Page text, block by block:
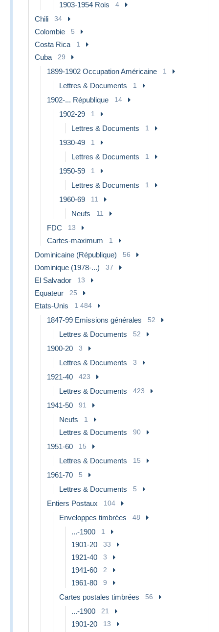
1903-1954 Rois 4
Chili 34
Colombie 5
Costa Rica 1
Cuba 29
1899-1902 Occupation Américaine 1
Lettres & Documents 1
1902-... République 14
1902-29 1
Lettres & Documents 1
1930-49 1
Lettres & Documents 1
1950-59 1
Lettres & Documents 1
1960-69 11
Neufs 11
FDC 13
Cartes-maximum 1
Dominicaine (République) 56
Dominique (1978-...) 37
El Salvador 13
Equateur 25
Etats-Unis 1 484
1847-99 Emissions générales 52
Lettres & Documents 52
1900-20 3
Lettres & Documents 3
1921-40 423
Lettres & Documents 423
1941-50 91
Neufs 1
Lettres & Documents 90
1951-60 15
Lettres & Documents 15
1961-70 5
Lettres & Documents 5
Entiers Postaux 104
Enveloppes timbrées 48
...-1900 1
1901-20 33
1921-40 3
1941-60 2
1961-80 9
Cartes postales timbrées 56
...-1900 21
1901-20 13